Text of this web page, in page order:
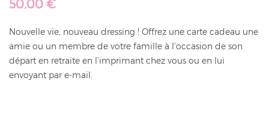
50,00 €
Nouvelle vie, nouveau dressing ! Offrez une carte cadeau une
amie ou un membre de votre famille à l'occasion de son
départ en retraite en l'imprimant chez vous ou en lui
envoyant par e-mail.